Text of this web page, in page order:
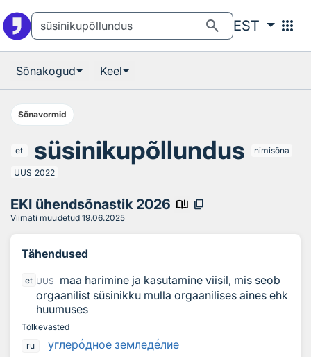
search EST apps
Sõnakogud Keel
Sõnavormid
et süsinikupõllundus nimisõna
UUS 2022
EKI ühendsõnastik 2026 book_ribbon content_copy
Viimati muudetud 19.06.2025
Tähendused
et UUS
maa harimine ja kasutamine viisil, mis seob
orgaanilist süsinikku mulla orgaanilises aines ehk
huumuses
Tõlkevasted
ru
углеродное земледелие